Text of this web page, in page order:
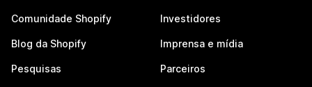
Comunidade Shopify
Blog da Shopify
Pesquisas
Investidores
Imprensa e mídia
Parceiros